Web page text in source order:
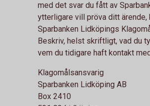
med det svar du fått av
ytterligare vill pröva ditt ärende,
Sparbanken Lidköpings
Beskriv, helst skriftligt, vad du
vem du tidigare haft kontakt
Klagomålsansvarig
Sparbanken Lidköping AB
Box 2410